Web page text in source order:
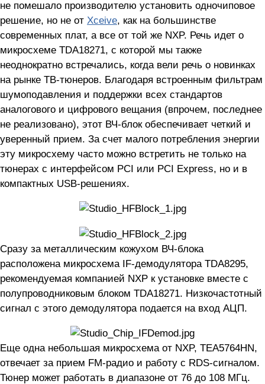
не помешало производителю установить одночиповое
решение, но не от Xceive, как на большинстве
современных плат, а все от той же NXP. Речь идет о
микросхеме TDA18271, с которой мы также
неоднократно встречались, когда вели речь о новинках
на рынке ТВ-тюнеров. Благодаря встроенным фильтрам
шумоподавления и поддержки всех стандартов
аналогового и цифрового вещания (впрочем, последнее
не реализовано), этот ВЧ-блок обеспечивает четкий и
уверенный прием. За счет малого потребления энергии
эту микросхему часто можно встретить не только на
тюнерах с интерфейсом PCI или PCI Express, но и в
компактных USB-решениях.
Сразу за металлическим кожухом ВЧ-блока
расположена микросхема IF-демодулятора TDA8295,
рекомендуемая компанией NXP к установке вместе с
полупроводниковым блоком TDA18271. Низкочастотный
сигнал с этого демодулятора подается на вход АЦП.
Еще одна небольшая микросхема от NXP, TEA5764HN,
отвечает за прием FM-радио и работу с RDS-сигналом.
Тюнер может работать в диапазоне от 76 до 108 МГц.